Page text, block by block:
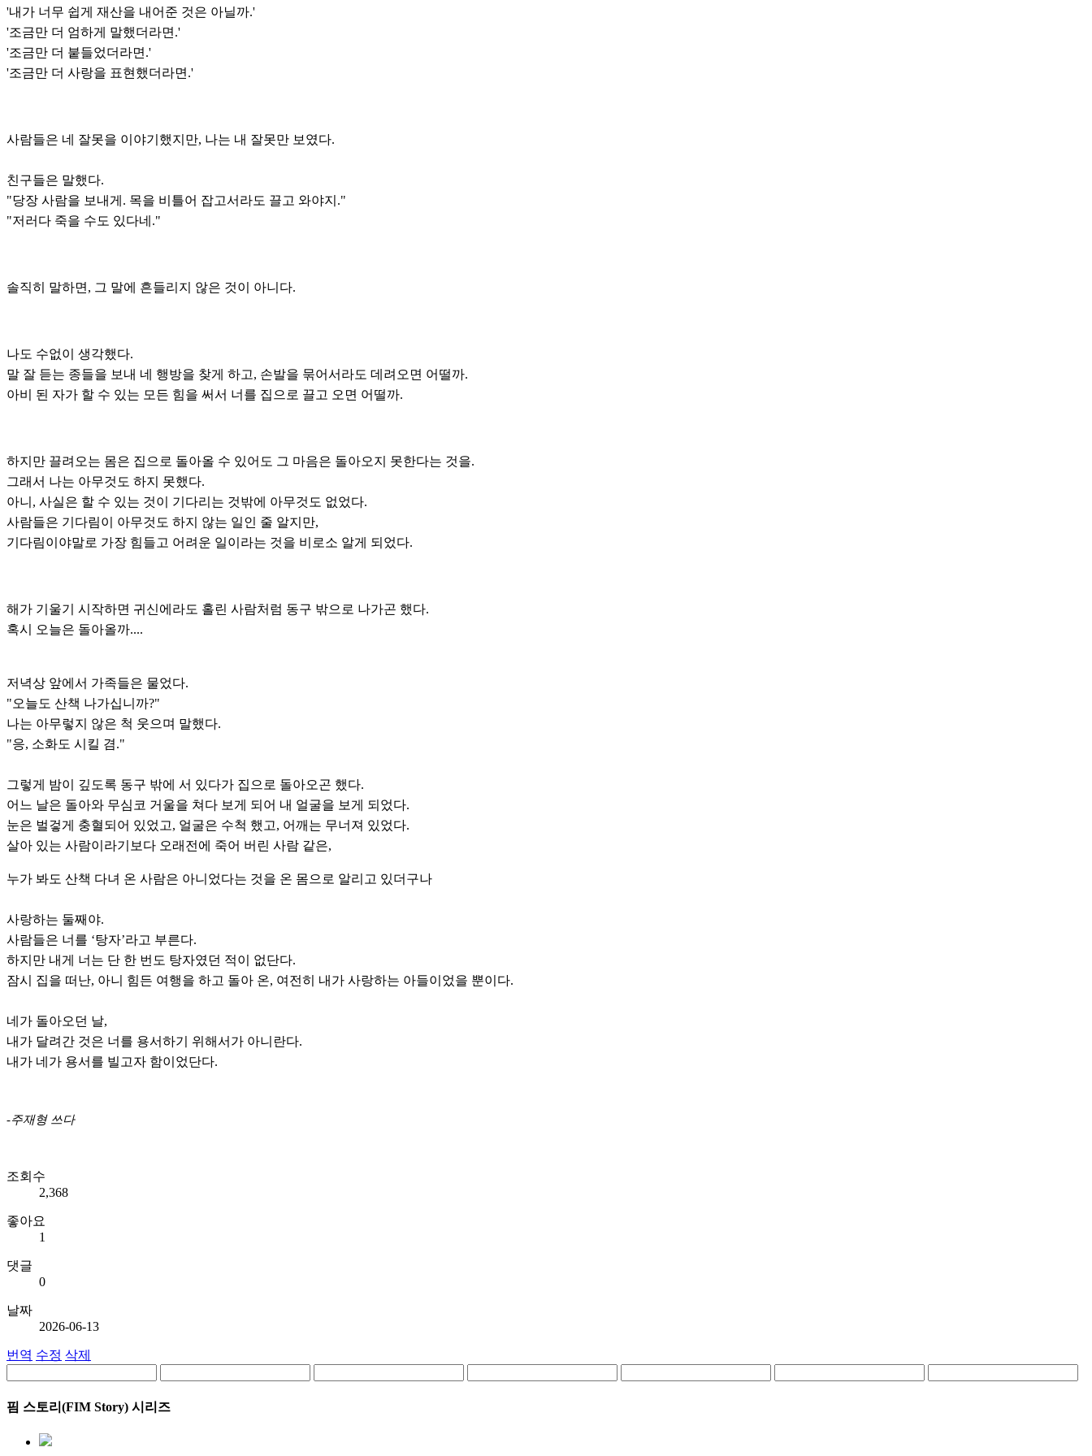
'내가 너무 쉽게 재산을 내어준 것은 아닐까.'
'조금만 더 엄하게 말했더라면.'
'조금만 더 붙들었더라면.'
'조금만 더 사랑을 표현했더라면.'
사람들은 네 잘못을 이야기했지만, 나는 내 잘못만 보였다.
친구들은 말했다.
"당장 사람을 보내게. 목을 비틀어 잡고서라도 끌고 와야지."
"저러다 죽을 수도 있다네."
솔직히 말하면, 그 말에 흔들리지 않은 것이 아니다.
나도 수없이 생각했다.
말 잘 듣는 종들을 보내 네 행방을 찾게 하고, 손발을 묶어서라도 데려오면 어떨까.
아비 된 자가 할 수 있는 모든 힘을 써서 너를 집으로 끌고 오면 어떨까.
하지만 끌려오는 몸은 집으로 돌아올 수 있어도 그 마음은 돌아오지 못한다는 것을.
그래서 나는 아무것도 하지 못했다.
아니, 사실은 할 수 있는 것이 기다리는 것밖에 아무것도 없었다.
사람들은 기다림이 아무것도 하지 않는 일인 줄 알지만,
기다림이야말로 가장 힘들고 어려운 일이라는 것을 비로소 알게 되었다.
해가 기울기 시작하면 귀신에라도 홀린 사람처럼 동구 밖으로 나가곤 했다.
혹시 오늘은 돌아올까....
저녁상 앞에서 가족들은 물었다.
"오늘도 산책 나가십니까?"
나는 아무렇지 않은 척 웃으며 말했다.
"응, 소화도 시킬 겸."
그렇게 밤이 깊도록 동구 밖에 서 있다가 집으로 돌아오곤 했다.
어느 날은 돌아와 무심코 거울을 쳐다 보게 되어 내 얼굴을 보게 되었다.
눈은 벌겋게 충혈되어 있었고, 얼굴은 수척 했고, 어깨는 무너져 있었다.
살아 있는 사람이라기보다 오래전에 죽어 버린 사람 같은,
누가 봐도 산책 다녀 온 사람은 아니었다는 것을 온 몸으로 알리고 있더구나
사랑하는 둘째야.
사람들은 너를 ‘탕자’라고 부른다.
하지만 내게 너는 단 한 번도 탕자였던 적이 없단다.
잠시 집을 떠난, 아니 힘든 여행을 하고 돌아 온, 여전히 내가 사랑하는 아들이었을 뿐이다.
네가 돌아오던 날,
내가 달려간 것은 너를 용서하기 위해서가 아니란다.
내가 네가 용서를 빌고자 함이었단다.
-주재형 쓰다
조회수
2,368
좋아요
1
댓글
0
날짜
2026-06-13
번역 수정 삭제
핌 스토리(FIM Story) 시리즈